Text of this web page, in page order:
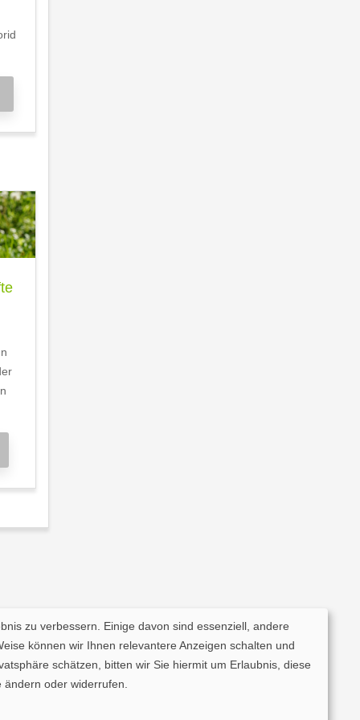
zu verbessern. Einige davon sind essenziell, andere
können wir Ihnen relevantere Anzeigen schalten und
schätzen, bitten wir Sie hiermit um Erlaubnis, diese
oder widerrufen.